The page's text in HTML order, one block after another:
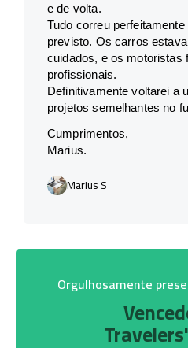
e de volta.
Tudo correu
previsto. Os carros
cuidados, e os motoristas
profissionais.
Definitivamente voltarei a
projetos semelhantes no
Cumprimentos,
Marius.
Marius S
Orgulhosamente